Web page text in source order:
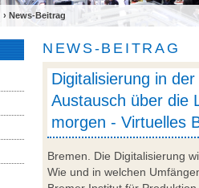
› News-Beitrag
NEWS-BEITRAG
Digitalisierung in
Austausch über die
morgen - Virtuelles
Bremen. Die Digitalisierung
Wie und in welchen